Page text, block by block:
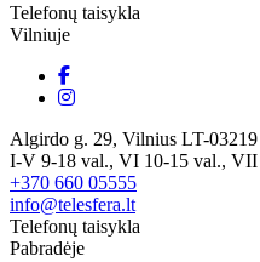
Telefonų taisykla
Vilniuje
Algirdo g. 29, Vilnius LT-03219
I-V 9-18 val., VI 10-15 val., VII
+370 660 05555
info@telesfera.lt
Telefonų taisykla
Pabradėje